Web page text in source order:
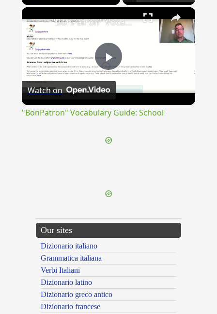
×
Play
"BonPatron" Vocabulary Guide: School
Watch on
"BonPatron" Vocabulary Guide: School
Our sites
Dizionario italiano
Grammatica italiana
Verbi Italiani
Dizionario latino
Dizionario greco antico
Dizionario francese